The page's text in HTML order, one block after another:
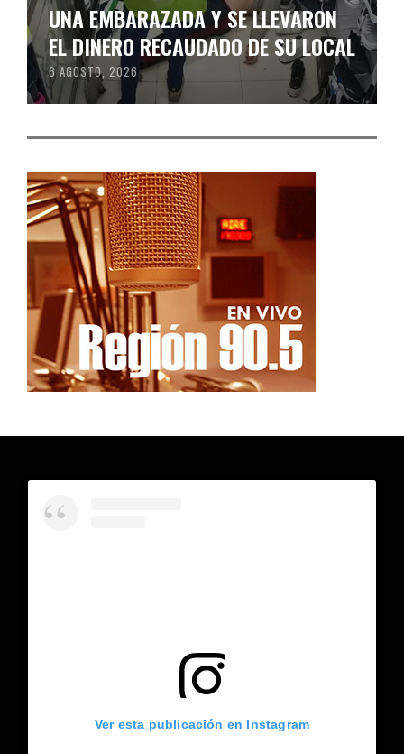
UNA EMBARAZADA Y SE LLEVARON
EL DINERO RECAUDADO DE SU LOCAL
6 AGOSTO, 2026
Ver esta publicación en Instagram